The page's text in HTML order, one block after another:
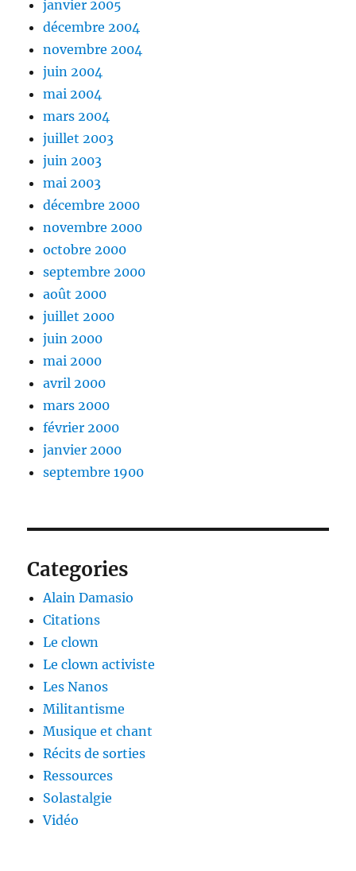
janvier 2005
décembre 2004
novembre 2004
juin 2004
mai 2004
mars 2004
juillet 2003
juin 2003
mai 2003
décembre 2000
novembre 2000
octobre 2000
septembre 2000
août 2000
juillet 2000
juin 2000
mai 2000
avril 2000
mars 2000
février 2000
janvier 2000
septembre 1900
Categories
Alain Damasio
Citations
Le clown
Le clown activiste
Les Nanos
Militantisme
Musique et chant
Récits de sorties
Ressources
Solastalgie
Vidéo